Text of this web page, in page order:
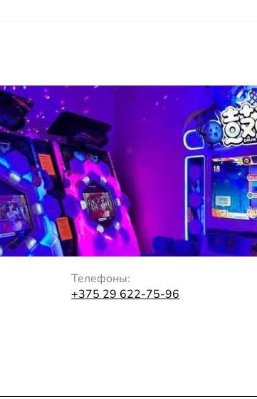
Телефоны:
+375 29 622-75-96